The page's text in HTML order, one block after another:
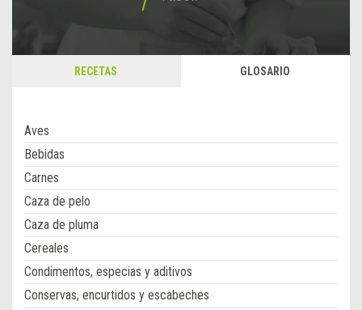
RECETAS GLOSARIO
Aves
Bebidas
Carnes
Caza de pelo
Caza de pluma
Cereales
Condimentos, especias y aditivos
Conservas, encurtidos y escabeches